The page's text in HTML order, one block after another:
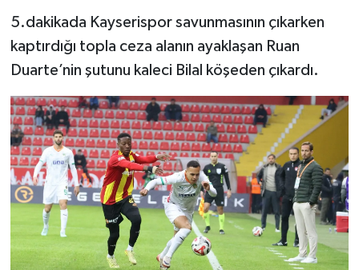
5.dakikada Kayserispor savunmasının çıkarken
kaptırdığı topla ceza alanın ayaklaşan Ruan
Duarte’nin şutunu kaleci Bilal köşeden çıkardı.